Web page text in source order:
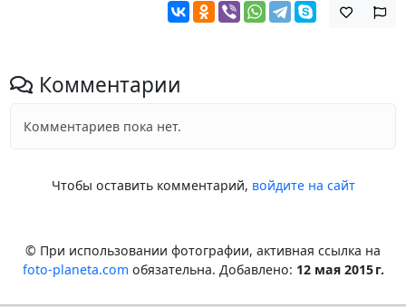
Комментарии
Комментариев пока нет.
Чтобы оставить комментарий, войдите на сайт
© При использовании фотографии, активная ссылка на
foto-planeta.com обязательна. Добавлено: 12 мая 2015 г.